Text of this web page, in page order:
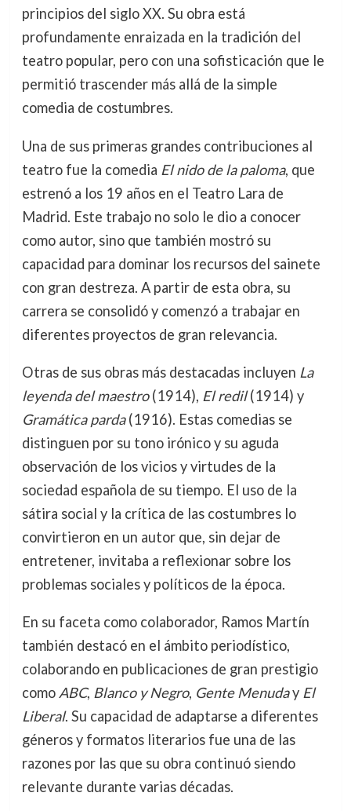
principios del siglo XX. Su obra está
profundamente enraizada en la tradición del
teatro popular, pero con una sofisticación que le
permitió trascender más allá de la simple
comedia de costumbres.
Una de sus primeras grandes contribuciones al
teatro fue la comedia El nido de la paloma, que
estrenó a los 19 años en el Teatro Lara de
Madrid. Este trabajo no solo le dio a conocer
como autor, sino que también mostró su
capacidad para dominar los recursos del sainete
con gran destreza. A partir de esta obra, su
carrera se consolidó y comenzó a trabajar en
diferentes proyectos de gran relevancia.
Otras de sus obras más destacadas incluyen La
leyenda del maestro(1914), El redil(1914) y
Gramática parda(1916). Estas comedias se
distinguen por su tono irónico y su aguda
observación de los vicios y virtudes de la
sociedad española de su tiempo. El uso de la
sátira social y la crítica de las costumbres lo
convirtieron en un autor que, sin dejar de
entretener, invitaba a reflexionar sobre los
problemas sociales y políticos de la época.
En su faceta como colaborador, Ramos Martín
también destacó en el ámbito periodístico,
colaborando en publicaciones de gran prestigio
como ABC, Blanco y Negro, Gente Menuday El
Liberal. Su capacidad de adaptarse a diferentes
géneros y formatos literarios fue una de las
razones por las que su obra continuó siendo
relevante durante varias décadas.